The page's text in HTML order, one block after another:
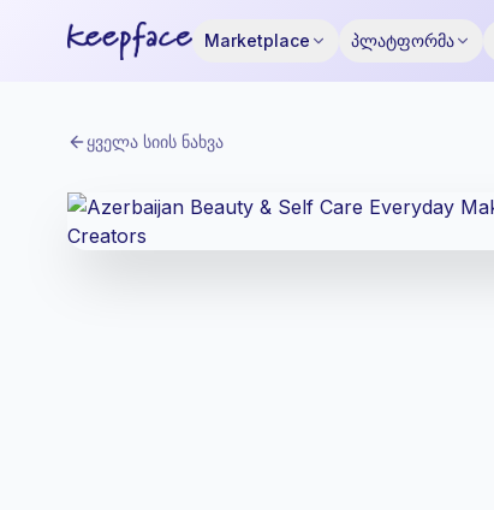
Marketplace პლატფორმა
ყველა სიის ნახვა